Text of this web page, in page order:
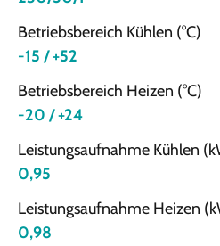
Betriebsbereich Kühlen (°C)
-15 / +52
Betriebsbereich Heizen (°C)
-20 / +24
Leistungsaufnahme Kühlen
0,95
Leistungsaufnahme Heizen
0,98